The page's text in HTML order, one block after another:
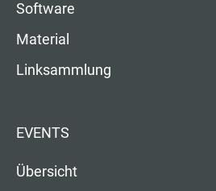
Software
Material
Linksammlung
EVENTS
Übersicht